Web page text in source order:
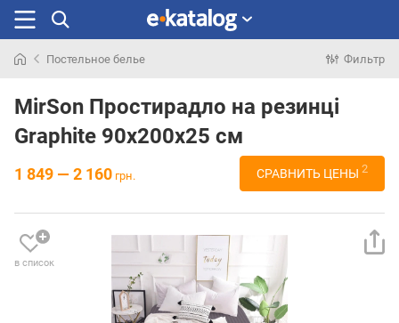
раньше
Постельное белье Фильтр
MirSon Простирадло на резинці
Graphite 90x200х25 см
1 849 — 2 160 грн. СРАВНИТЬ ЦЕНЫ 2
в список